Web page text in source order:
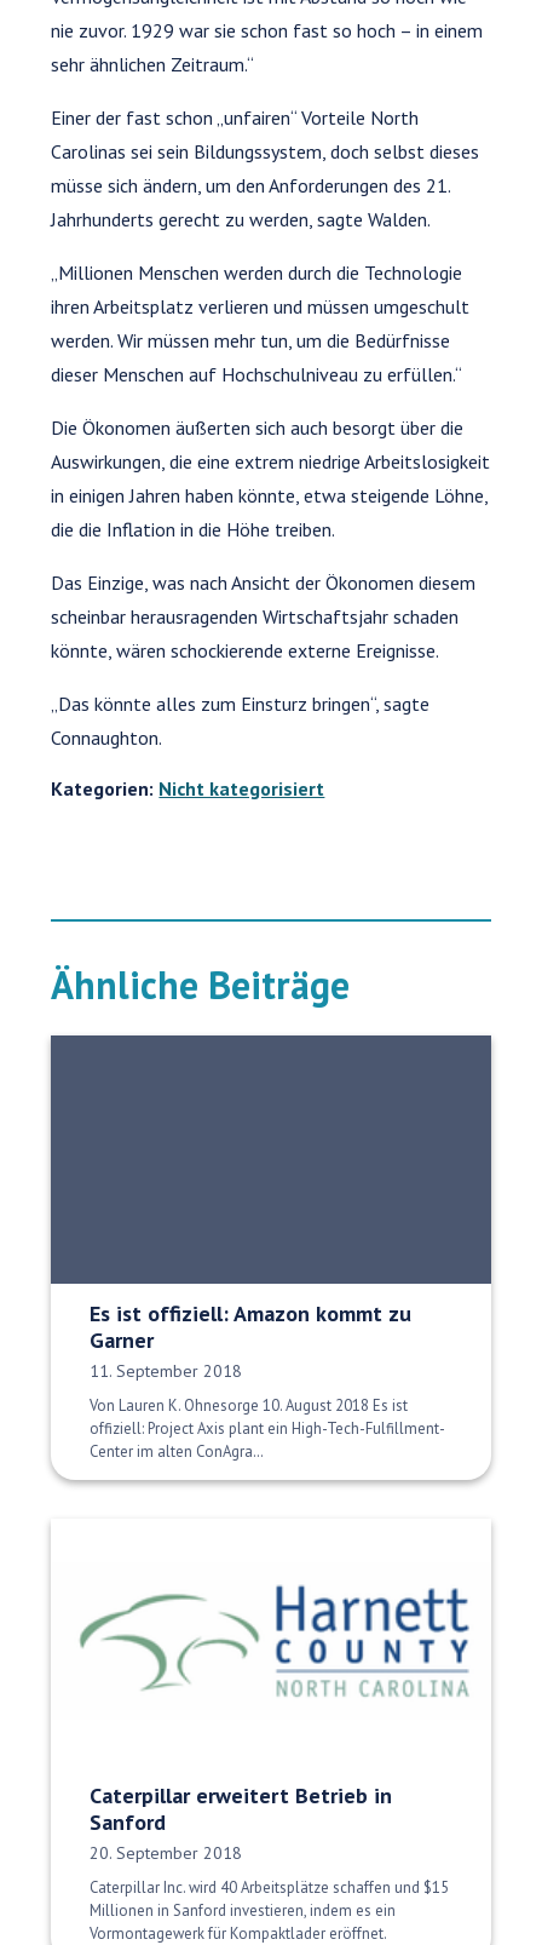
nie zuvor. 1929 war sie schon fast so hoch – in einem
sehr ähnlichen Zeitraum.“
Einer der fast schon „unfairen“ Vorteile North
Carolinas sei sein Bildungssystem, doch selbst dieses
müsse sich ändern, um den Anforderungen des 21.
Jahrhunderts gerecht zu werden, sagte Walden.
„Millionen Menschen werden durch die Technologie
ihren Arbeitsplatz verlieren und müssen umgeschult
werden. Wir müssen mehr tun, um die Bedürfnisse
dieser Menschen auf Hochschulniveau zu erfüllen.“
Die Ökonomen äußerten sich auch besorgt über die
Auswirkungen, die eine extrem niedrige Arbeitslosigkeit
in einigen Jahren haben könnte, etwa steigende Löhne,
die die Inflation in die Höhe treiben.
Das Einzige, was nach Ansicht der Ökonomen diesem
scheinbar herausragenden Wirtschaftsjahr schaden
könnte, wären schockierende externe Ereignisse.
„Das könnte alles zum Einsturz bringen“, sagte
Connaughton.
Kategorien: Nicht kategorisiert
Ähnliche Beiträge
Es ist offiziell: Amazon kommt zu
Garner
Veröffentlichungsdatum:
11. September 2018
Von Lauren K. Ohnesorge 10. August 2018 Es ist
offiziell: Project Axis plant ein High-Tech-Fulfillment-
Center im alten ConAgra…
Caterpillar erweitert Betrieb in
Sanford
Veröffentlichungsdatum:
20. September 2018
Caterpillar Inc. wird 40 Arbeitsplätze schaffen und $15
Millionen in Sanford investieren, indem es ein
Vormontagewerk für Kompaktlader eröffnet.